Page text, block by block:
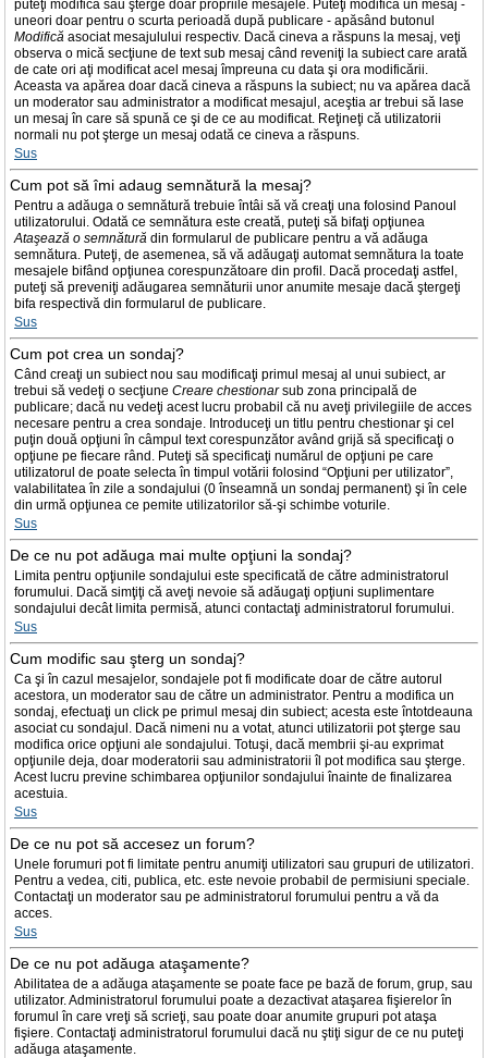
puteţi modifica sau şterge doar propriile mesajele. Puteţi modifica un mesaj -
uneori doar pentru o scurta perioadă după publicare - apăsând butonul
Modifică asociat mesajulului respectiv. Dacă cineva a răspuns la mesaj, veţi
observa o mică secţiune de text sub mesaj când reveniţi la subiect care arată
de cate ori aţi modificat acel mesaj împreuna cu data şi ora modificării.
Aceasta va apărea doar dacă cineva a răspuns la subiect; nu va apărea dacă
un moderator sau administrator a modificat mesajul, aceştia ar trebui să lase
un mesaj în care să spună ce şi de ce au modificat. Reţineţi că utilizatorii
normali nu pot şterge un mesaj odată ce cineva a răspuns.
Sus
Cum pot să îmi adaug semnătură la mesaj?
Pentru a adăuga o semnătură trebuie întâi să vă creaţi una folosind Panoul
utilizatorului. Odată ce semnătura este creată, puteţi să bifaţi opţiunea
Ataşează o semnătură din formularul de publicare pentru a vă adăuga
semnătura. Puteţi, de asemenea, să vă adăugaţi automat semnătura la toate
mesajele bifând opţiunea corespunzătoare din profil. Dacă procedaţi astfel,
puteţi să preveniţi adăugarea semnăturii unor anumite mesaje dacă ştergeţi
bifa respectivă din formularul de publicare.
Sus
Cum pot crea un sondaj?
Când creaţi un subiect nou sau modificaţi primul mesaj al unui subiect, ar
trebui să vedeţi o secţiune Creare chestionarsub zona principală de
publicare; dacă nu vedeţi acest lucru probabil că nu aveţi privilegiile de acces
necesare pentru a crea sondaje. Introduceţi un titlu pentru chestionar şi cel
puţin două opţiuni în câmpul text corespunzător având grijă să specificaţi o
opţiune pe fiecare rând. Puteţi să specificaţi numărul de opţiuni pe care
utilizatorul de poate selecta în timpul votării folosind “Opţiuni per utilizator”,
valabilitatea în zile a sondajului (0 înseamnă un sondaj permanent) şi în cele
din urmă opţiunea ce pemite utilizatorilor să-şi schimbe voturile.
Sus
De ce nu pot adăuga mai multe opţiuni la sondaj?
Limita pentru opţiunile sondajului este specificată de către administratorul
forumului. Dacă simţiţi că aveţi nevoie să adăugaţi opţiuni suplimentare
sondajului decât limita permisă, atunci contactaţi administratorul forumului.
Sus
Cum modific sau şterg un sondaj?
Ca şi în cazul mesajelor, sondajele pot fi modificate doar de către autorul
acestora, un moderator sau de către un administrator. Pentru a modifica un
sondaj, efectuaţi un click pe primul mesaj din subiect; acesta este întotdeauna
asociat cu sondajul. Dacă nimeni nu a votat, atunci utilizatorii pot şterge sau
modifica orice opţiuni ale sondajului. Totuşi, dacă membrii şi-au exprimat
opţiunile deja, doar moderatorii sau administratorii îl pot modifica sau şterge.
Acest lucru previne schimbarea opţiunilor sondajului înainte de finalizarea
acestuia.
Sus
De ce nu pot să accesez un forum?
Unele forumuri pot fi limitate pentru anumiţi utilizatori sau grupuri de utilizatori.
Pentru a vedea, citi, publica, etc. este nevoie probabil de permisiuni speciale.
Contactaţi un moderator sau pe administratorul forumului pentru a vă da
acces.
Sus
De ce nu pot adăuga ataşamente?
Abilitatea de a adăuga ataşamente se poate face pe bază de forum, grup, sau
utilizator. Administratorul forumului poate a dezactivat ataşarea fişierelor în
forumul în care vreţi să scrieţi, sau poate doar anumite grupuri pot ataşa
fişiere. Contactaţi administratorul forumului dacă nu ştiţi sigur de ce nu puteţi
adăuga ataşamente.